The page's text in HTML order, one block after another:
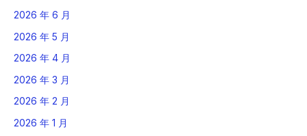
2026 年 6 月
2026 年 5 月
2026 年 4 月
2026 年 3 月
2026 年 2 月
2026 年 1 月